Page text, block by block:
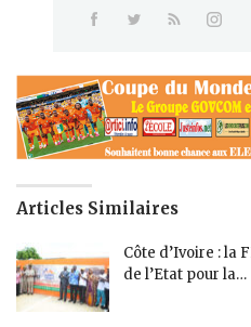
Articles Similaires
Côte d’Ivoire : la
de l’Etat pour la…